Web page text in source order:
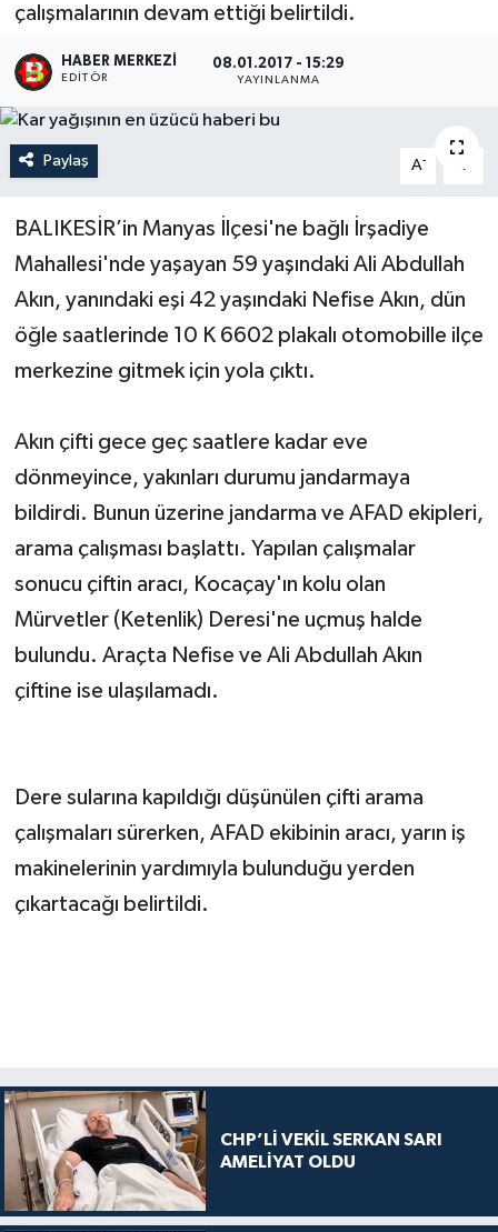
çalışmalarının devam ettiği belirtildi.
HABER MERKEZI
EDITÖR
08.01.2017 - 15:29
YAYINLANMA
Paylaş A- A
BALIKESİR’in Manyas İlçesi'ne bağlı İrşadiye
Mahallesi'nde yaşayan 59 yaşındaki Ali Abdullah
Akın, yanındaki eşi 42 yaşındaki Nefise Akın, dün
öğle saatlerinde 10 K 6602 plakalı otomobille ilçe
merkezine gitmek için yola çıktı.
Akın çifti gece geç saatlere kadar eve
dönmeyince, yakınları durumu jandarmaya
bildirdi. Bunun üzerine jandarma ve AFAD ekipleri,
arama çalışması başlattı. Yapılan çalışmalar
sonucu çiftin aracı, Kocaçay'ın kolu olan
Mürvetler (Ketenlik) Deresi'ne uçmuş halde
bulundu. Araçta Nefise ve Ali Abdullah Akın
çiftine ise ulaşılamadı.
Dere sularına kapıldığı düşünülen çifti arama
çalışmaları sürerken, AFAD ekibinin aracı, yarın iş
makinelerinin yardımıyla bulunduğu yerden
çıkartacağı belirtildi.
CHP’Lİ VEKİL SERKAN SARI
AMELİYAT OLDU